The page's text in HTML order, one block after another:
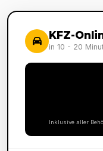
KFZ-
in 10 - 20
Inklusive aller